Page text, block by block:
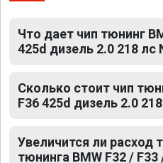
Что дает чип тюнинг
425d дизель 2.0 218 лс
Сколько стоит чип
F36 425d дизель 2.0
Увеличится ли расход
тюнинга BMW F32 /